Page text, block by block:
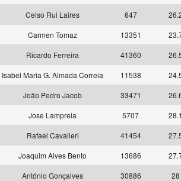
Celso Rui Laires 647
Carmen Tomaz 13351
Ricardo Ferreira 41360
Isabel Maria G. Almada Correia 11538
João Pedro Jacob 33471
Jose Lampreia 5707 28.1
Rafael Cavalleri 41454
Joaquim Alves Bento 13686
António Gonçalves 30886 28